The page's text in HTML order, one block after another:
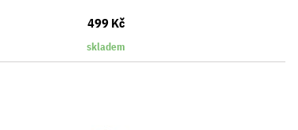
499 Kč
skladem